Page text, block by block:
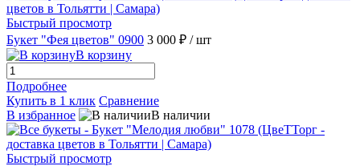
Быстрый просмотр
Букет "Фея цветов" 0900 3 000 ₽ / шт
В корзину
Подробнее
Купить в 1 клик Сравнение
В избранное
В наличии
Быстрый просмотр